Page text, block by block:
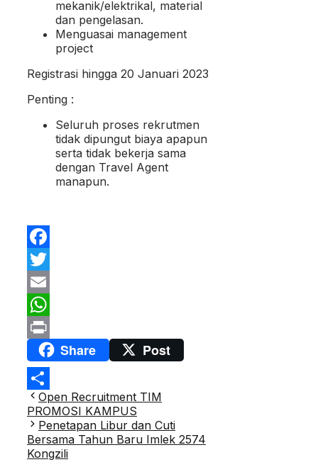
mekanik/elektrikal, material
dan pengelasan.
Menguasai management
project
Registrasi hingga 20 Januari 2023
Penting :
Seluruh proses rekrutmen
tidak dipungut biaya apapun
serta tidak bekerja sama
dengan Travel Agent
manapun.
Facebook
Twitter
Email
WhatsApp
Print Share Post
Share
Post
navigation
Open Recruitment TIM
PROMOSI KAMPUS
Penetapan Libur dan Cuti
Bersama Tahun Baru Imlek 2574
Kongzili